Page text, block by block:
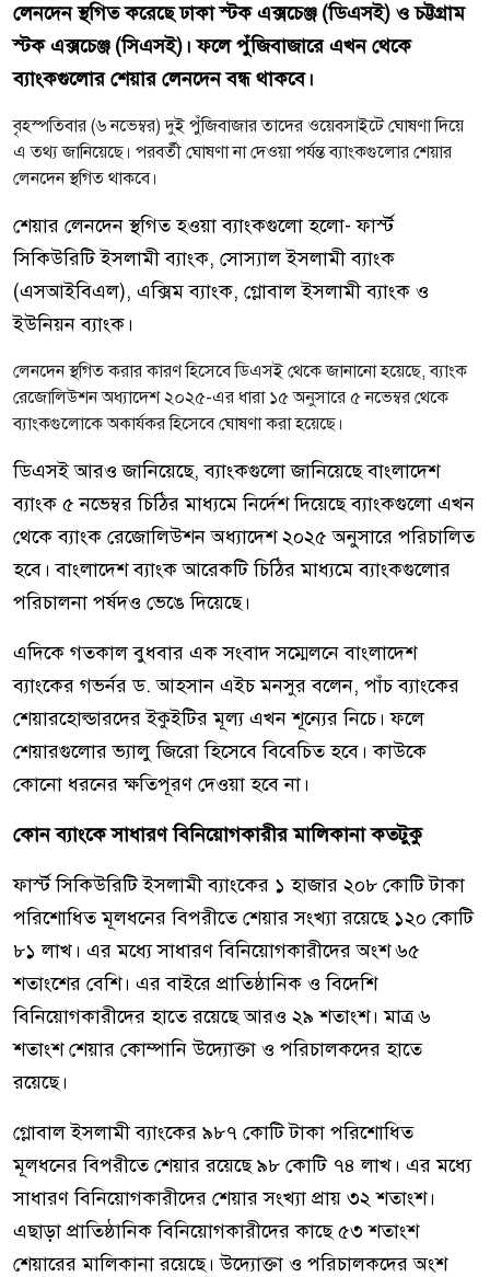
লেনদেন স্থগিত করেছে ঢাকা স্টক এক্সচেঞ্জ (ডিএসই) ও চট্টগ্রাম
স্টক এক্সচেঞ্জ (সিএসই)। ফলে পুঁজিবাজারে এখন থেকে
ব্যাংকগুলোর শেয়ার লেনদেন বন্ধ থাকবে।
বৃহস্পতিবার (৬ নভেম্বর) দুই পুঁজিবাজার তাদের ওয়েবসাইটে ঘোষণা দিয়ে
এ তথ্য জানিয়েছে। পরবর্তী ঘোষণা না দেওয়া পর্যন্ত ব্যাংকগুলোর শেয়ার
লেনদেন স্থগিত থাকবে।
শেয়ার লেনদেন স্থগিত হওয়া ব্যাংকগুলো হলো- ফার্স্ট
সিকিউরিটি ইসলামী ব্যাংক, সোস্যাল ইসলামী ব্যাংক
(এসআইবিএল), এক্সিম ব্যাংক, গ্লোবাল ইসলামী ব্যাংক ও
ইউনিয়ন ব্যাংক।
লেনদেন স্থগিত করার কারণ হিসেবে ডিএসই থেকে জানানো হয়েছে, ব্যাংক
রেজোলিউশন অধ্যাদেশ ২০২৫-এর ধারা ১৫ অনুসারে ৫ নভেম্বর থেকে
ব্যাংকগুলোকে অকার্যকর হিসেবে ঘোষণা করা হয়েছে।
ডিএসই আরও জানিয়েছে, ব্যাংকগুলো জানিয়েছে বাংলাদেশ
ব্যাংক ৫ নভেম্বর চিঠির মাধ্যমে নির্দেশ দিয়েছে ব্যাংকগুলো এখন
থেকে ব্যাংক রেজোলিউশন অধ্যাদেশ ২০২৫ অনুসারে পরিচালিত
হবে। বাংলাদেশ ব্যাংক আরেকটি চিঠির মাধ্যমে ব্যাংকগুলোর
পরিচালনা পর্ষদও ভেঙে দিয়েছে।
এদিকে গতকাল বুধবার এক সংবাদ সম্মেলনে বাংলাদেশ
ব্যাংকের গভর্নর ড. আহসান এইচ মনসুর বলেন, পাঁচ ব্যাংকের
শেয়ারহোল্ডারদের ইকুইটির মূল্য এখন শূন্যের নিচে। ফলে
শেয়ারগুলোর ভ্যালু জিরো হিসেবে বিবেচিত হবে। কাউকে
কোনো ধরনের ক্ষতিপূরণ দেওয়া হবে না।
কোন ব্যাংকে সাধারণ বিনিয়োগকারীর মালিকানা কতটুকু
ফার্স্ট সিকিউরিটি ইসলামী ব্যাংকের ১ হাজার ২০৮ কোটি টাকা
পরিশোধিত মূলধনের বিপরীতে শেয়ার সংখ্যা রয়েছে ১২০ কোটি
৮১ লাখ। এর মধ্যে সাধারণ বিনিয়োগকারীদের অংশ ৬৫
শতাংশের বেশি। এর বাইরে প্রাতিষ্ঠানিক ও বিদেশি
বিনিয়োগকারীদের হাতে রয়েছে আরও ২৯ শতাংশ। মাত্র ৬
শতাংশ শেয়ার কোম্পানি উদ্যোক্তা ও পরিচালকদের হাতে
রয়েছে।
গ্লোবাল ইসলামী ব্যাংকের ৯৮৭ কোটি টাকা পরিশোধিত
মূলধনের বিপরীতে শেয়ার রয়েছে ৯৮ কোটি ৭৪ লাখ। এর মধ্যে
সাধারণ বিনিয়োগকারীদের শেয়ার সংখ্যা প্রায় ৩২ শতাংশ।
এছাড়া প্রাতিষ্ঠানিক বিনিয়োগকারীদের কাছে ৫৩ শতাংশ
শেয়ারের মালিকানা রয়েছে। উদ্যোক্তা ও পরিচালকদের অংশ